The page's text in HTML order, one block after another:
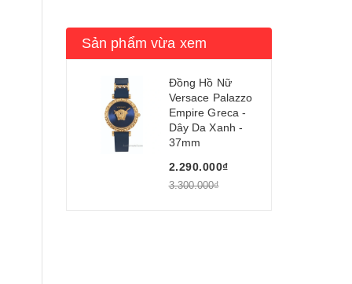
Sản phẩm vừa xem
Đồng Hồ Nữ
Versace Palazzo
Empire Greca -
Dây Da Xanh -
37mm
2.290.000₫
3.300.000₫